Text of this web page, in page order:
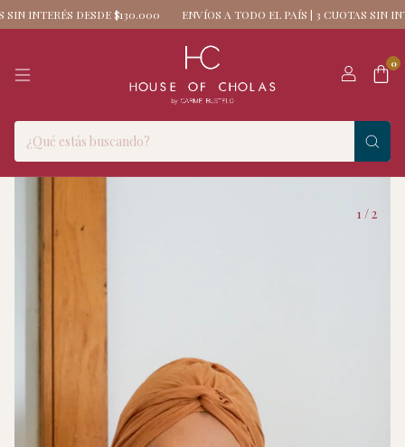
DESDE $130.000 ENVÍOS A TODO EL PAÍS | 3 CUOTAS SIN INTERÉS
0
1/2